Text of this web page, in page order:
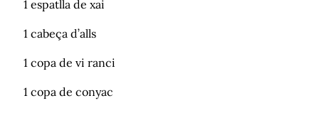
1 espatlla de xai
1 cabeça d’alls
1 copa de vi ranci
1 copa de conyac